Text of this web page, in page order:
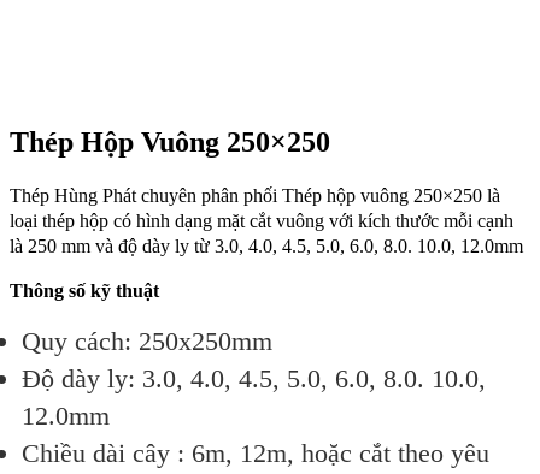
Thép Hộp Vuông 250×250
Thép Hùng Phát chuyên phân phối Thép hộp vuông 250×250 là
loại thép hộp có hình dạng mặt cắt vuông với kích thước mỗi cạnh
là 250 mm và độ dày ly từ 3.0, 4.0, 4.5, 5.0, 6.0, 8.0. 10.0, 12.0mm
Thông số kỹ thuật
Quy cách: 250x250mm
Độ dày ly: 3.0, 4.0, 4.5, 5.0, 6.0, 8.0. 10.0,
12.0mm
Chiều dài cây : 6m, 12m, hoặc cắt theo yêu